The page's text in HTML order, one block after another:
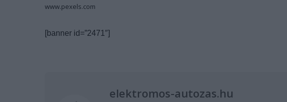
www.pexels.com
[banner id=”2471″]
elektromos-autozas.hu